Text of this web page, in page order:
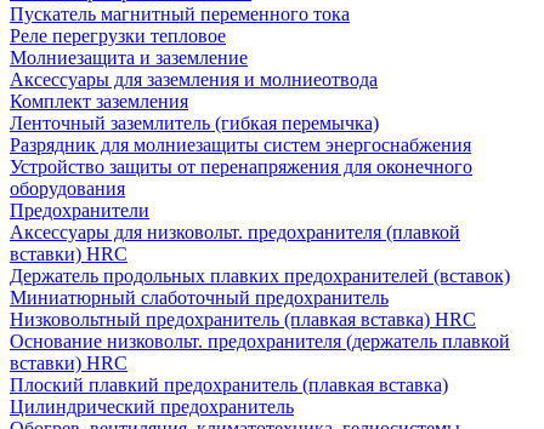
Пускатель магнитный переменного тока
Реле перегрузки тепловое
Молниезащита и заземление
Аксессуары для заземления и молниеотвода
Комплект заземления
Ленточный заземлитель (гибкая перемычка)
Разрядник для молниезащиты систем энергоснабжения
Устройство защиты от перенапряжения для оконечного
оборудования
Предохранители
Аксессуары для низковольт. предохранителя (плавкой
вставки) HRC
Держатель продольных плавких предохранителей (вставок)
Миниатюрный слаботочный предохранитель
Низковольтный предохранитель (плавкая вставка) HRC
Основание низковольт. предохранителя (держатель плавкой
вставки) HRC
Плоский плавкий предохранитель (плавкая вставка)
Цилиндрический предохранитель